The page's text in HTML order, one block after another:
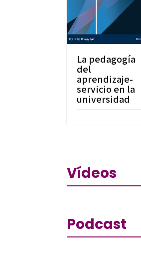
La pedagogía
del
aprendizaje-
servicio en la
universidad
Vídeos
Podcast